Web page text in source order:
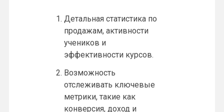
Детальная статистика по
продажам, активности
учеников и
эффективности курсов.
Возможность
отслеживать ключевые
метрики, такие как
конверсия, доход и